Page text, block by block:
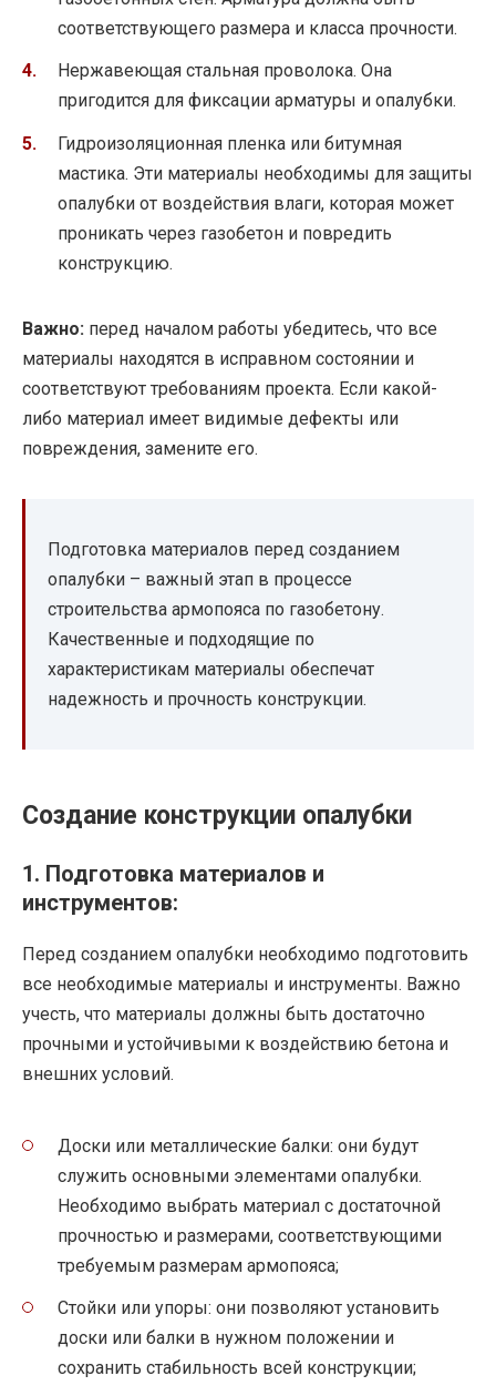
соответствующего размера и класса прочности.
Нержавеющая стальная проволока. Она
пригодится для фиксации арматуры и опалубки.
Гидроизоляционная пленка или битумная
мастика. Эти материалы необходимы для защиты
опалубки от воздействия влаги, которая может
проникать через газобетон и повредить
конструкцию.
Важно: перед началом работы убедитесь, что все
материалы находятся в исправном состоянии и
соответствуют требованиям проекта. Если какой-
либо материал имеет видимые дефекты или
повреждения, замените его.
Подготовка материалов перед созданием
опалубки – важный этап в процессе
строительства армопояса по газобетону.
Качественные и подходящие по
характеристикам материалы обеспечат
надежность и прочность конструкции.
Создание конструкции опалубки
1. Подготовка материалов и
инструментов:
Перед созданием опалубки необходимо подготовить
все необходимые материалы и инструменты. Важно
учесть, что материалы должны быть достаточно
прочными и устойчивыми к воздействию бетона и
внешних условий.
Доски или металлические балки: они будут
служить основными элементами опалубки.
Необходимо выбрать материал с достаточной
прочностью и размерами, соответствующими
требуемым размерам армопояса;
Стойки или упоры: они позволяют установить
доски или балки в нужном положении и
сохранить стабильность всей конструкции;